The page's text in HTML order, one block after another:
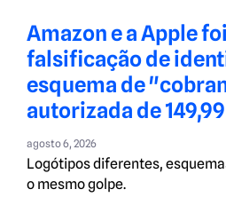
Amazon e a Apple
falsificação de
esquema de
autorizada de
agosto 6, 2026
Logótipos diferentes,
o mesmo golpe.